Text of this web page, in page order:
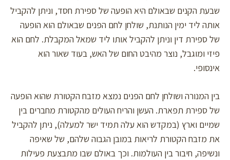
שבעת הקנים שבאולם היא הופעה של ספירת חסד, וניתן להקביל
אותה ליד ימין הנותנת, שולחן לחם הפנים שבאולם הוא הופעה
של ספירת דין וניתן להקביל אותו ליד שמאל המקבלת. לחם הוא
פיזי ומוגבל, נוצר מהיבט החום של האש, בעוד שאור הוא
אינסופי.
בין המנורה ושולחן לחם הפנים נמצא מזבח הקטורת שהוא הופעה
של ספירת תפארת. העשן והריח העולים מהקטורת מחברים בין
שמיים וארץ (במקדש הוא עלה תמיד ישר למעלה), ניתן להקביל
את מזבח הקטורת לריאות במובן הגבוה שלהם, של שאיפה
ונשיפה, חיבור בין העולמות. וכך באולם שבו מתבצעת פעילות